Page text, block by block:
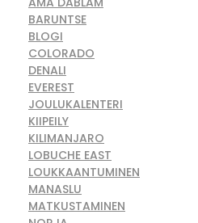
BARUNTSE
BLOGI
COLORADO
DENALI
EVEREST
JOULUKALENTERI
KIIPEILY
KILIMANJARO
LOBUCHE EAST
LOUKKAANTUMINEN
MANASLU
MATKUSTAMINEN